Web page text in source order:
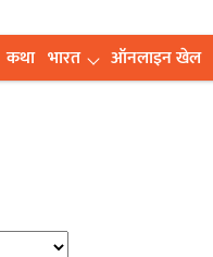
कथा भारत ऑनलाइन खेल